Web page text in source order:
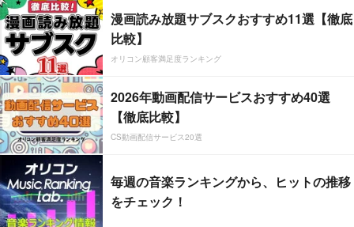
漫画読み放題サブスクおすすめ11選【徹底
比較】
オリコン顧客満足度ランキング
2026年動画配信サービスおすすめ40選
【徹底比較】
CS動画配信サービス20選
毎週の音楽ランキングから、ヒットの推移
をチェック！